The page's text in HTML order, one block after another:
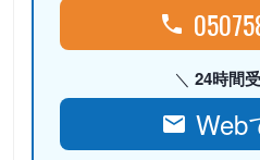
24時間
Web